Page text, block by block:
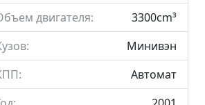
двигателя:
3300cm³
Минивэн
Автомат